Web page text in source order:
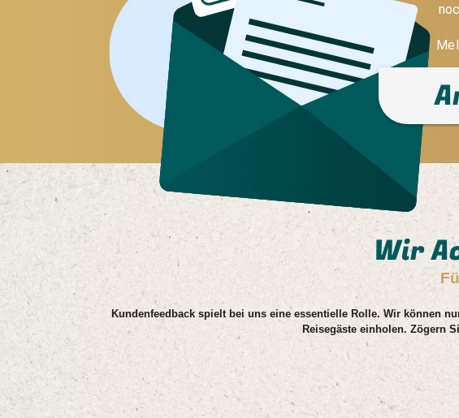
Wir
Kundenfeedback spielt bei uns eine essentielle Rolle. Wir können
Reisegäste einholen. Zögern